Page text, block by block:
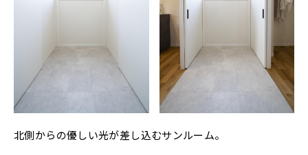
北側からの優しい光が差し込むサンルーム。